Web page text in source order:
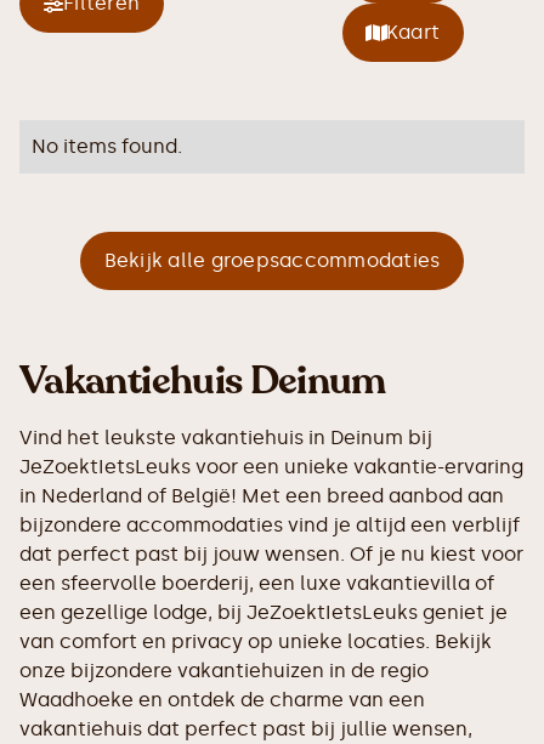
Kaart
No items found.
Bekijk alle groepsaccommodaties
Vakantiehuis Deinum
Vind het leukste vakantiehuis in Deinum bij
JeZoektIetsLeuks voor een unieke vakantie-ervaring
in Nederland of België! Met een breed aanbod aan
bijzondere accommodaties vind je altijd een verblijf
dat perfect past bij jouw wensen. Of je nu kiest voor
een sfeervolle boerderij, een luxe vakantievilla of
een gezellige lodge, bij JeZoektIetsLeuks geniet je
van comfort en privacy op unieke locaties. Bekijk
onze bijzondere vakantiehuizen in de regio
Waadhoeke en ontdek de charme van een
vakantiehuis dat perfect past bij jullie wensen,